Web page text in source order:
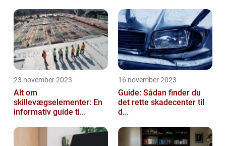
23 november 2023
Alt om
skillevægselementer: En
informativ guide ti...
16 november 2023
Guide: Sådan finder du
det rette skadecenter til
d...